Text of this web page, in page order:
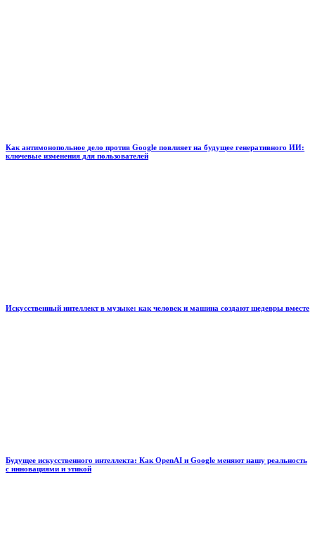
Как антимонопольное дело против Google повлияет на будущее генеративного ИИ:
ключевые изменения для пользователей
Искусственный интеллект в музыке: как человек и машина создают шедевры вместе
Будущее искусственного интеллекта: Как OpenAI и Google меняют нашу реальность
с инновациями и этикой